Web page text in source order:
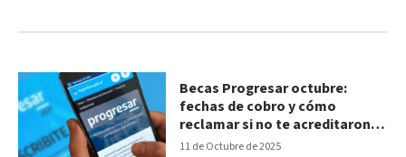
11 de Octubre de 2025
Becas Progresar octubre:
fechas de cobro y cómo
reclamar si no te acreditaron el
pago